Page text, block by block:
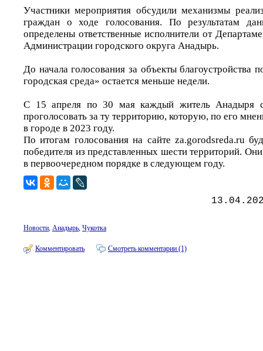
Участники мероприятия обсудили механизмы
граждан о ходе голосования. По результатам
определены ответственные исполнители от
Администрации городского округа Анадырь.
До начала голосования за объекты благоустройства
городская среда» остается меньше недели.
С 15 апреля по 30 мая каждый житель Анадыря
проголосовать за ту территорию, которую, по его
в городе в 2023 году.
По итогам голосования на сайте za.gorodsreda.ru
победителя из представленных шести территорий.
в первоочередном порядке в следующем году.
Новости, Анадырь, Чукотка
Комментировать Смотреть комментарии (1)